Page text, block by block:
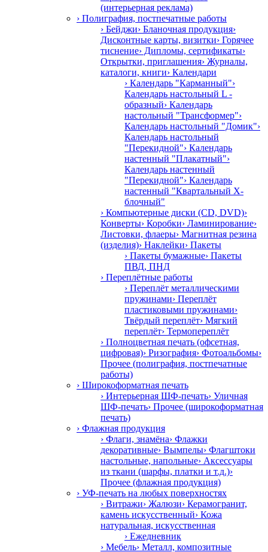
(интерьерная реклама)
› Полиграфия, постпечатные работы
› Бейджи› Бланочная продукция›
Дисконтные карты, визитки› Горячее
тиснение› Дипломы, сертификаты›
Открытки, приглашения› Журналы,
каталоги, книги› Календари
› Календарь "Карманный"›
Календарь настольный L -
образный› Календарь
настольный "Трансформер"›
Календарь настольный "Домик"›
Календарь настольный
"Перекидной"› Календарь
настенный "Плакатный"›
Календарь настенный
"Перекидной"› Календарь
настенный "Квартальный Х-
блочный"
› Компьютерные диски (CD, DVD)›
Конверты› Коробки› Ламинирование›
Листовки, флаеры› Магнитная резина
(изделия)› Наклейки› Пакеты
› Пакеты бумажные› Пакеты
ПВД, ПНД
› Переплётные работы
› Переплёт металлическими
пружинами› Переплёт
пластиковыми пружинами›
Твёрдый переплёт› Мягкий
переплёт› Термопереплёт
› Полноцветная печать (офсетная,
цифровая)› Ризография› Фотоальбомы›
Прочее (полиграфия, постпечатные
работы)
› Широкоформатная печать
› Интерьерная ШФ-печать› Уличная
ШФ-печать› Прочее (широкоформатная
печать)
› Флажная продукция
› Флаги, знамёна› Флажки
декоративные› Вымпелы› Флагштоки
настольные, напольные› Аксессуары
из ткани (шарфы, платки и т.д.)›
Прочее (флажная продукция)
› УФ-печать на любых поверхностях
› Витражи› Жалюзи› Керамогранит,
камень искусственный› Кожа
натуральная, искусственная
› Ежедневник
› Мебель› Металл, композитные